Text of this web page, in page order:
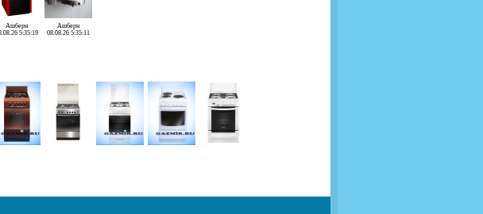
Ашберн
5:35:19
Ашберн
08.08.26 5:35:11